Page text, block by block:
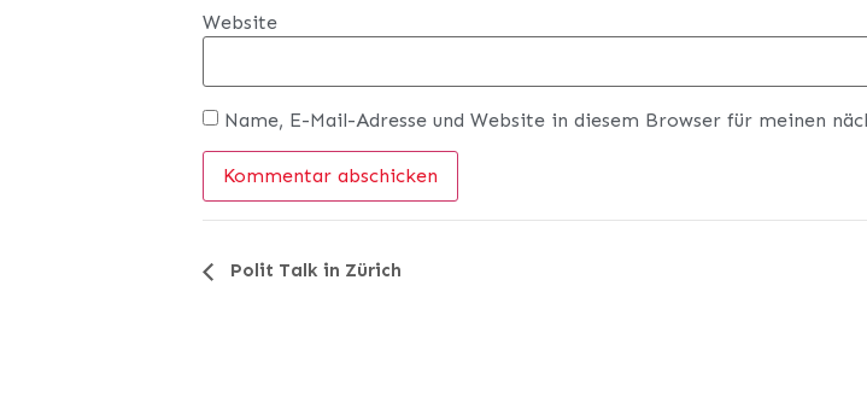
Website
Name, E-Mail-Adresse und Website in diesem Browser für meinen
Veranstaltung-
Polit Talk in Zürich